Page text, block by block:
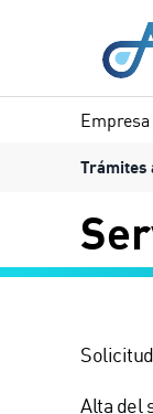
Empresa
Trámites
Alta del